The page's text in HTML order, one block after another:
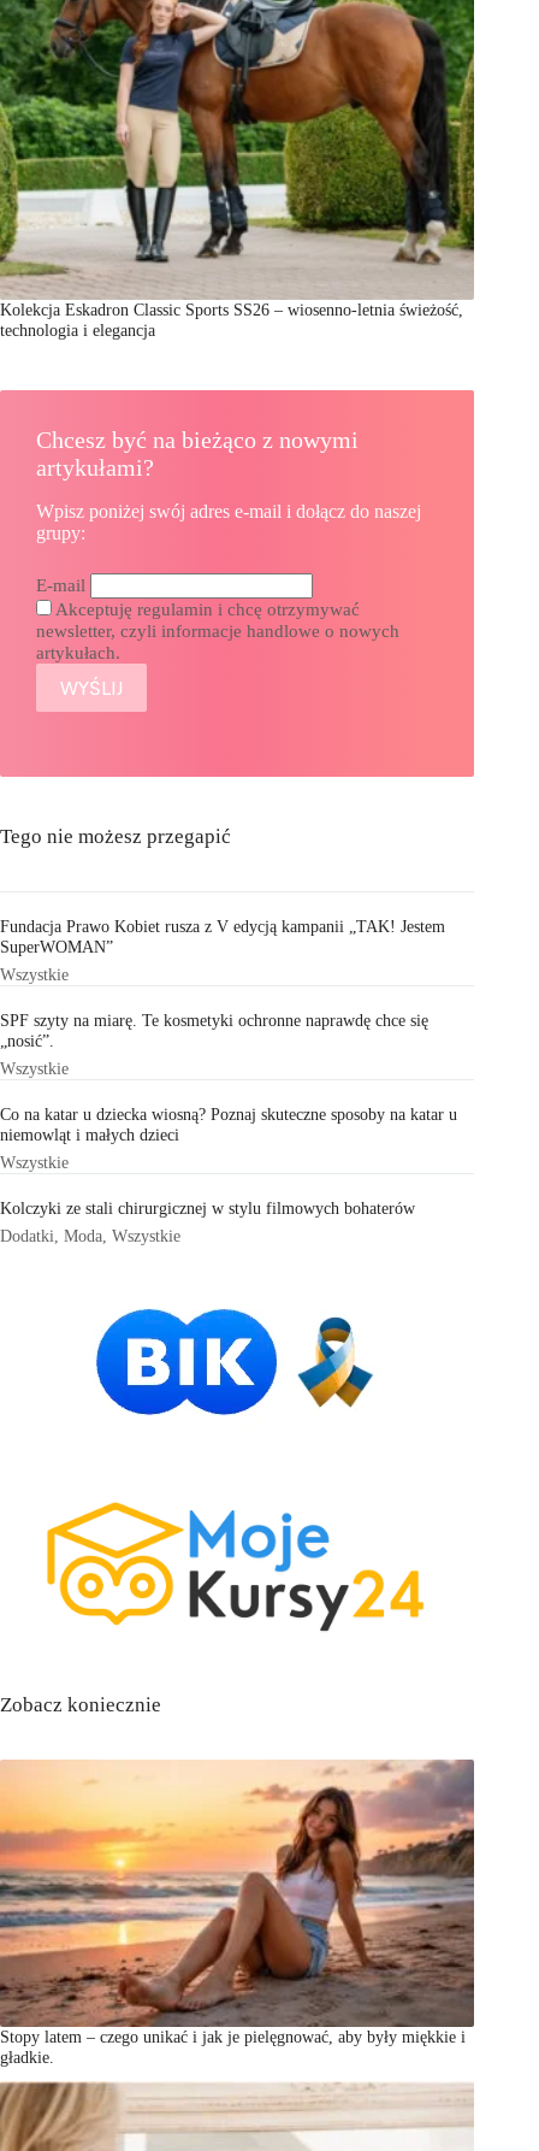
Kolekcja Eskadron Classic Sports SS26 – wiosenno-letnia świeżość,
technologia i elegancja
Chcesz być na bieżąco z nowymi
artykułami?
Wpisz poniżej swój adres e-mail i dołącz do naszej
grupy:
E-mail
Akceptuję regulamin i chcę otrzymywać
newsletter, czyli informacje handlowe o nowych
artykułach.
Tego nie możesz przegapić
Fundacja Prawo Kobiet rusza z V edycją kampanii „TAK! Jestem
SuperWOMAN”
Wszystkie
SPF szyty na miarę. Te kosmetyki ochronne naprawdę chce się
„nosić”.
Wszystkie
Co na katar u dziecka wiosną? Poznaj skuteczne sposoby na katar u
niemowląt i małych dzieci
Wszystkie
Kolczyki ze stali chirurgicznej w stylu filmowych bohaterów
Dodatki Moda Wszystkie
Zobacz koniecznie
Stopy latem – czego unikać i jak je pielęgnować, aby były miękkie i
gładkie.